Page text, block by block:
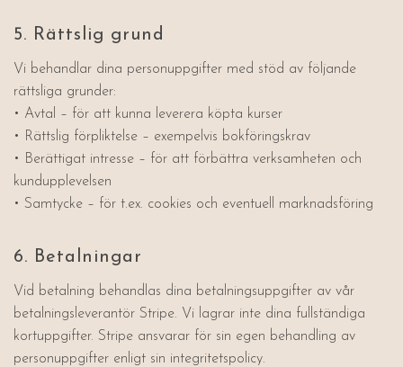
5. Rättslig grund
Vi behandlar dina personuppgifter med stöd av följande
rättsliga grunder:
• Avtal – för att kunna leverera köpta kurser
• Rättslig förpliktelse – exempelvis bokföringskrav
• Berättigat intresse – för att förbättra verksamheten och
kundupplevelsen
• Samtycke – för t.ex. cookies och eventuell marknadsföring
6. Betalningar
Vid betalning behandlas dina betalningsuppgifter av vår
betalningsleverantör Stripe. Vi lagrar inte dina fullständiga
kortuppgifter. Stripe ansvarar för sin egen behandling av
personuppgifter enligt sin integritetspolicy.